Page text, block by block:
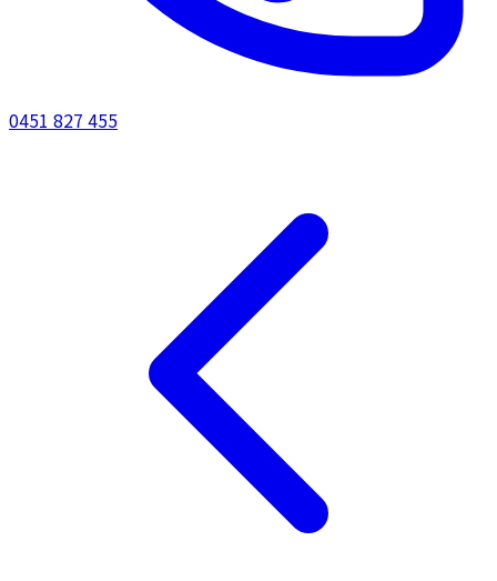
0451 827 455